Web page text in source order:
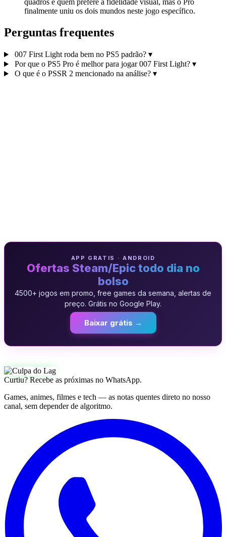
quadros e quem prefere a fidelidade visual, mas o Pro
finalmente uniu os dois mundos neste jogo específico.
Perguntas frequentes
007 First Light roda bem no PS5 padrão? ▾
Por que o PS5 Pro é melhor para jogar 007 First Light? ▾
O que é o PSSR 2 mencionado na análise? ▾
APP GRATIS · ANDROID
Ofertas Steam/Epic todo dia no
bolso
4500+ jogos em promo, free games da semana, alertas de
preço. Grátis no Google Play.
Baixar grátis →
Curtiu? Recebe as próximas no WhatsApp.
Games, animes, filmes e tech — as notas quentes direto no nosso
canal, sem depender de algoritmo.